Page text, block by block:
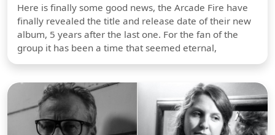
Here is finally some good news, the Arcade Fire have
finally revealed the title and release date of their new
album, 5 years after the last one. For the fan of the
group it has been a time that seemed eternal,